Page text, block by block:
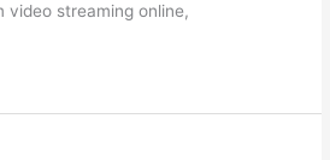
video streaming online,